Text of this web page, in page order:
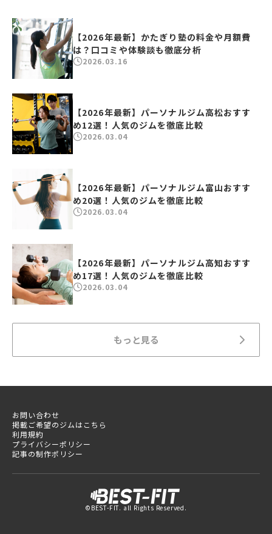
【2026年最新】かたぎり塾の料金や月額費
は？口コミや体験談も徹底分析
2026.03.16
【2026年最新】パーソナルジム高松おすす
め12選！人気のジムを徹底比較
2026.03.04
【2026年最新】パーソナルジム富山おすす
め20選！人気のジムを徹底比較
2026.03.04
【2026年最新】パーソナルジム高知おすす
め17選！人気のジムを徹底比較
2026.03.04
もっと見る
お問い合わせ
掲載ご希望のジムはこちら
利用規約
プライバシーポリシー
記事の制作ポリシー
©BEST-FIT. all Rights Reserved.